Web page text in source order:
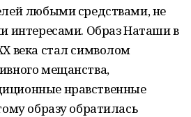
любыми средствами, не
интересами. Образ Наташи в
века стал символом
мещанства,
нравственные
образу обратилась